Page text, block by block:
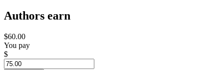
Authors earn
$60.00
You pay
$